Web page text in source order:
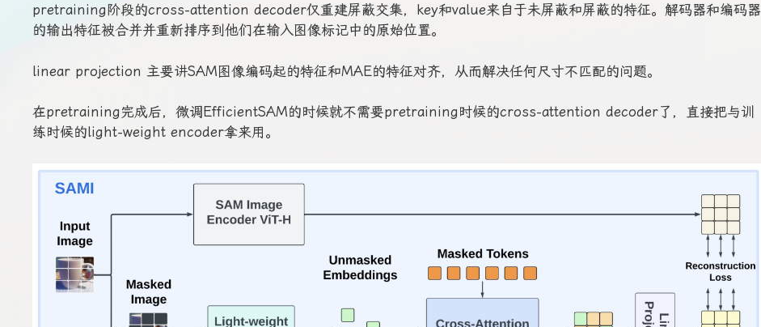
pretraining阶段的cross-attention decoder仅重建屏蔽交集，key和value来自于未屏蔽和屏蔽的特征。解码器和编码器
的输出特征被合并并重新排序到他们在输入图像标记中的原始位置。
linear projection 主要讲SAM图像编码起的特征和MAE的特征对齐，从而解决任何尺寸不匹配的问题。
在pretraining完成后，微调EfficientSAM的时候就不需要pretraining时候的cross-attention decoder了，直接把与训
练时候的light-weight encoder拿来用。